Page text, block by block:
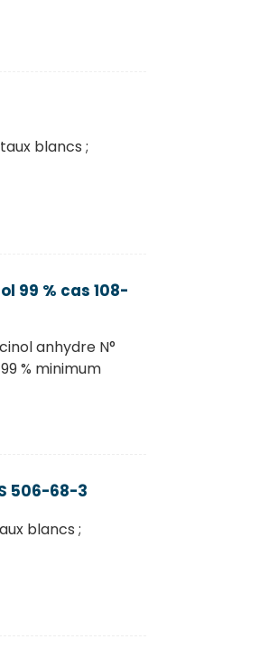
blancs ;
99 % cas 108-
anhydre N°
% minimum
506-68-3
blancs ;